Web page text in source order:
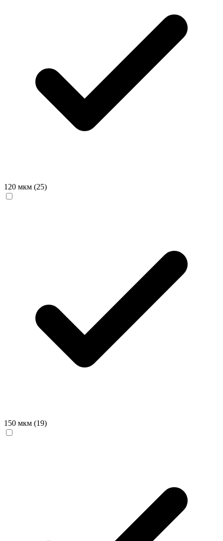
120 мкм (25)
150 мкм (19)